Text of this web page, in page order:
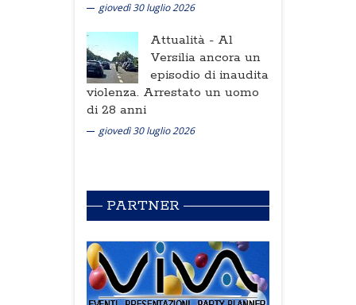
giovedì 30 luglio 2026
Attualità - Al
Versilia ancora un
episodio di inaudita
violenza. Arrestato un uomo
di 28 anni
giovedì 30 luglio 2026
PARTNER